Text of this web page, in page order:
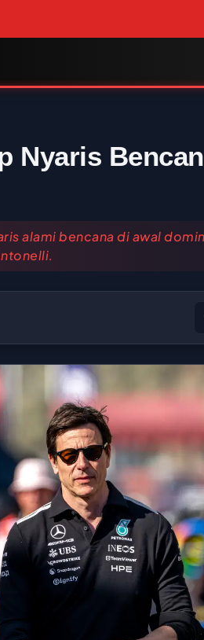
Nyaris
alami bencana di awal